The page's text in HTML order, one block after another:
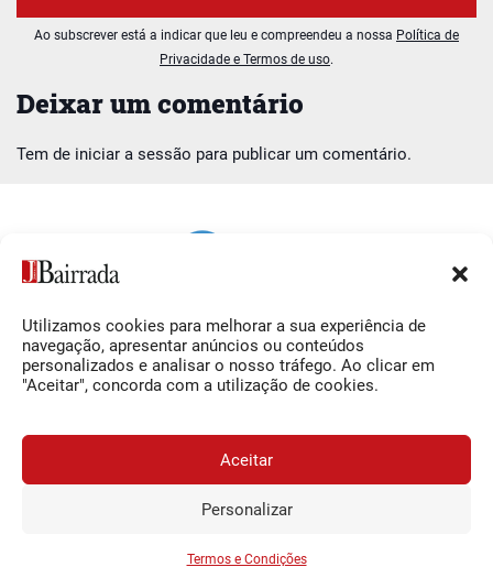
Utilizamos cookies para melhorar a sua experiência de
navegação, apresentar anúncios ou conteúdos
personalizados e analisar o nosso tráfego. Ao clicar em
"Aceitar", concorda com a utilização de cookies.
Aceitar
Personalizar
Termos e Condições
Deixar um comentário
Tem de iniciar a sessão para publicar um comentário.
Ao subscrever está a indicar que leu e compreendeu a nossa Política de
Privacidade e Termos de uso.
0,34€/semana
Siga-nos
Facebook
O Jornal da Bairrada
Contactos
Termos e Condições
© 2026 Jornal da Bairrada